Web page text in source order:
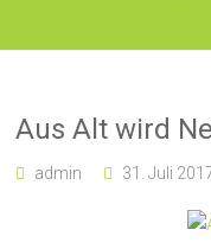
Aus Alt wird
admin 31. Juli